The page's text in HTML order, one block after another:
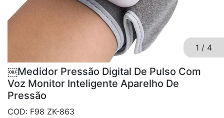
1 / 4
￼Medidor Pressão Digital De Pulso Com
Voz Monitor Inteligente Aparelho De
Pressão
COD: F98 ZK-863